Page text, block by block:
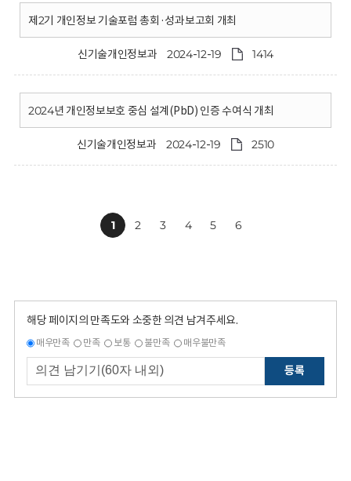
제2기 개인정보 기술포럼 총회·성과보고회 개최
신기술개인정보과 2024-12-19 1414
2024년 개인정보보호 중심 설계(PbD) 인증 수여식 개최
신기술개인정보과 2024-12-19 2510
1 2 3 4 5 6
해당 페이지의 만족도와 소중한 의견 남겨주세요.
매우만족 만족 보통 불만족 매우불만족
등록